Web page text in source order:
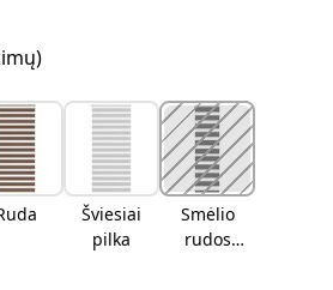
Šviesiai
pilka
Smėlio
rudos